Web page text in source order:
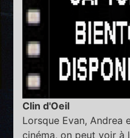
Clin d'Oeil
Lorsque Evan, Andrea
cinéma, on peut voir à